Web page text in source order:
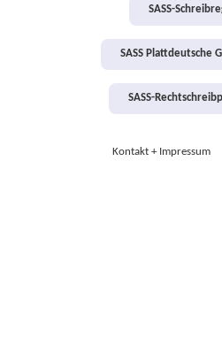
SASS-
SASS Plattdeutsche
SASS-
Kontakt + Impressum